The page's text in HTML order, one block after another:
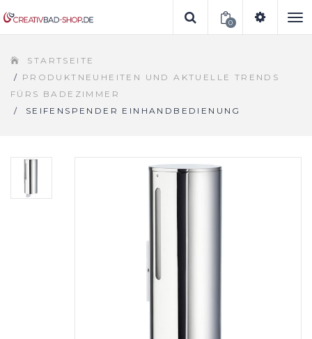
0
STARTSEITE
/ PRODUKTNEUHEITEN UND AKTUELLE TRENDS
FÜRS BADEZIMMER
/
SEIFENSPENDER EINHANDBEDIENUNG